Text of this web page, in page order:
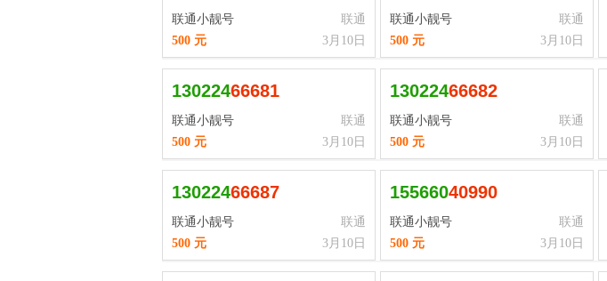
联通小靓号
联通
3月10日
500 元
联通小靓号
联通
3月10日
500 元
13022466681
联通小靓号
联通
3月10日
500 元
13022466682
联通小靓号
联通
3月10日
500 元
13022466687
联通小靓号
联通
3月10日
500 元
15566040990
联通小靓号
联通
3月10日
500 元